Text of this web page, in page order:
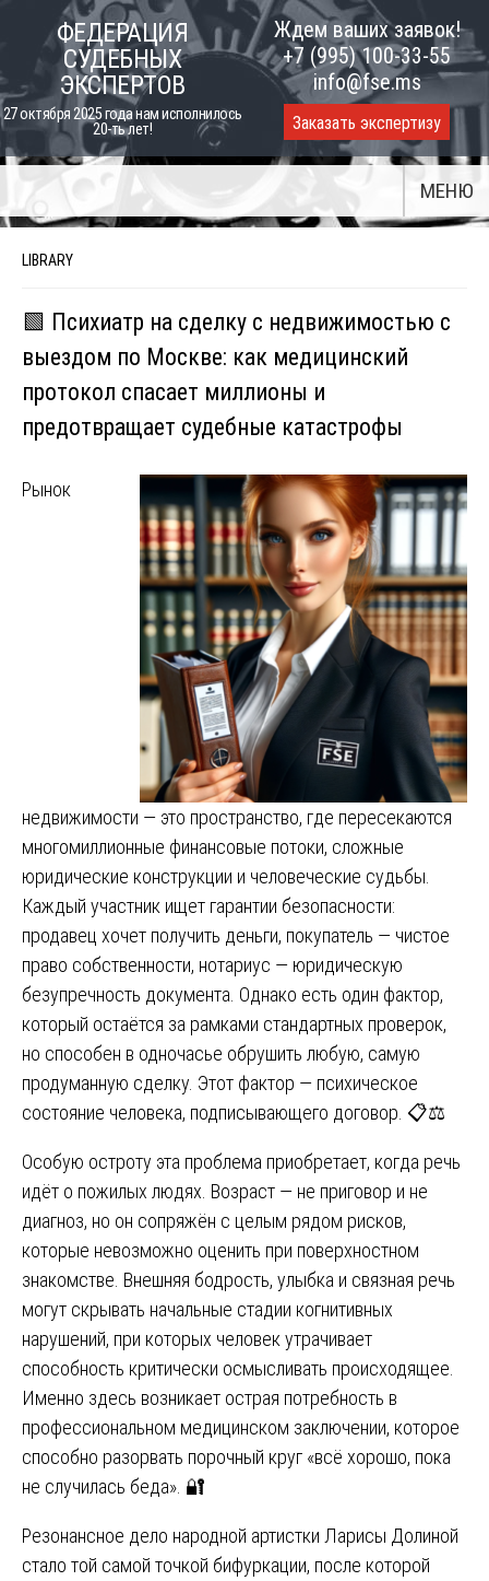
content
ФЕДЕРАЦИЯ
СУДЕБНЫХ
ЭКСПЕРТОВ
27 октября 2025 года нам исполнилось
20-ть лет!
Ждем ваших заявок!
+7 (995) 100-33-55
info@fse.ms
Заказать экспертизу
МЕНЮ
LIBRARY
🟩 Психиатр на сделку с недвижимостью с
выездом по Москве: как медицинский
протокол спасает миллионы и
предотвращает судебные катастрофы
Рынок
недвижимости — это пространство, где пересекаются
многомиллионные финансовые потоки, сложные
юридические конструкции и человеческие судьбы.
Каждый участник ищет гарантии безопасности:
продавец хочет получить деньги, покупатель — чистое
право собственности, нотариус — юридическую
безупречность документа. Однако есть один фактор,
который остаётся за рамками стандартных проверок,
но способен в одночасье обрушить любую, самую
продуманную сделку. Этот фактор — психическое
состояние человека, подписывающего договор. 📋⚖️
Особую остроту эта проблема приобретает, когда речь
идёт о пожилых людях. Возраст — не приговор и не
диагноз, но он сопряжён с целым рядом рисков,
которые невозможно оценить при поверхностном
знакомстве. Внешняя бодрость, улыбка и связная речь
могут скрывать начальные стадии когнитивных
нарушений, при которых человек утрачивает
способность критически осмысливать происходящее.
Именно здесь возникает острая потребность в
профессиональном медицинском заключении, которое
способно разорвать порочный круг «всё хорошо, пока
не случилась беда». 🔐
Резонансное дело народной артистки Ларисы Долиной
стало той самой точкой бифуркации, после которой